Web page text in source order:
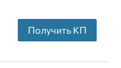
Получить КП